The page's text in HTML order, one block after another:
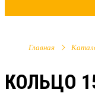
Главная
КОЛЬЦО